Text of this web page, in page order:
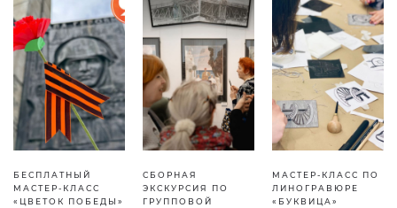
БЕСПЛАТНЫЙ
МАСТЕР-КЛАСС
«ЦВЕТОК ПОБЕДЫ»
СБОРНАЯ
ЭКСКУРСИЯ ПО
ГРУППОВОЙ
МАСТЕР-КЛАСС ПО
ЛИНОГРАВЮРЕ
«БУКВИЦА»